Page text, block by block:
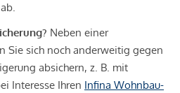
Neben einer
Sie sich noch anderweitig gegen
absichern, z. B. mit
Interesse Ihren Infina Wohnbau-